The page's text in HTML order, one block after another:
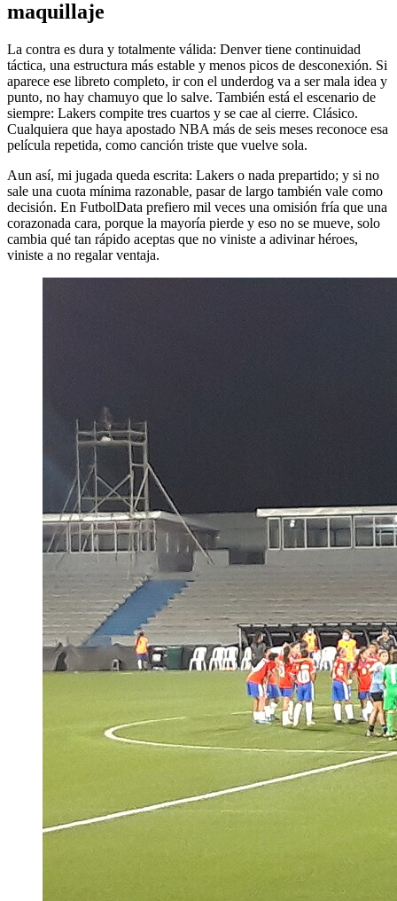
maquillaje
La contra es dura y totalmente válida: Denver tiene continuidad
táctica, una estructura más estable y menos picos de desconexión. Si
aparece ese libreto completo, ir con el underdog va a ser mala idea y
punto, no hay chamuyo que lo salve. También está el escenario de
siempre: Lakers compite tres cuartos y se cae al cierre. Clásico.
Cualquiera que haya apostado NBA más de seis meses reconoce esa
película repetida, como canción triste que vuelve sola.
Aun así, mi jugada queda escrita: Lakers o nada prepartido; y si no
sale una cuota mínima razonable, pasar de largo también vale como
decisión. En FutbolData prefiero mil veces una omisión fría que una
corazonada cara, porque la mayoría pierde y eso no se mueve, solo
cambia qué tan rápido aceptas que no viniste a adivinar héroes,
viniste a no regalar ventaja.